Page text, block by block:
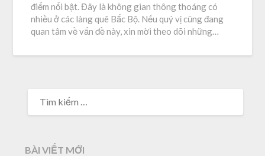
điểm nổi bật. Đây là không gian thông thoáng có
nhiều ở các làng quê Bắc Bộ. Nếu quý vị cũng đang
quan tâm về vấn đề này, xin mời theo dõi những…
KIẾM
BÀI VIẾT MỚI